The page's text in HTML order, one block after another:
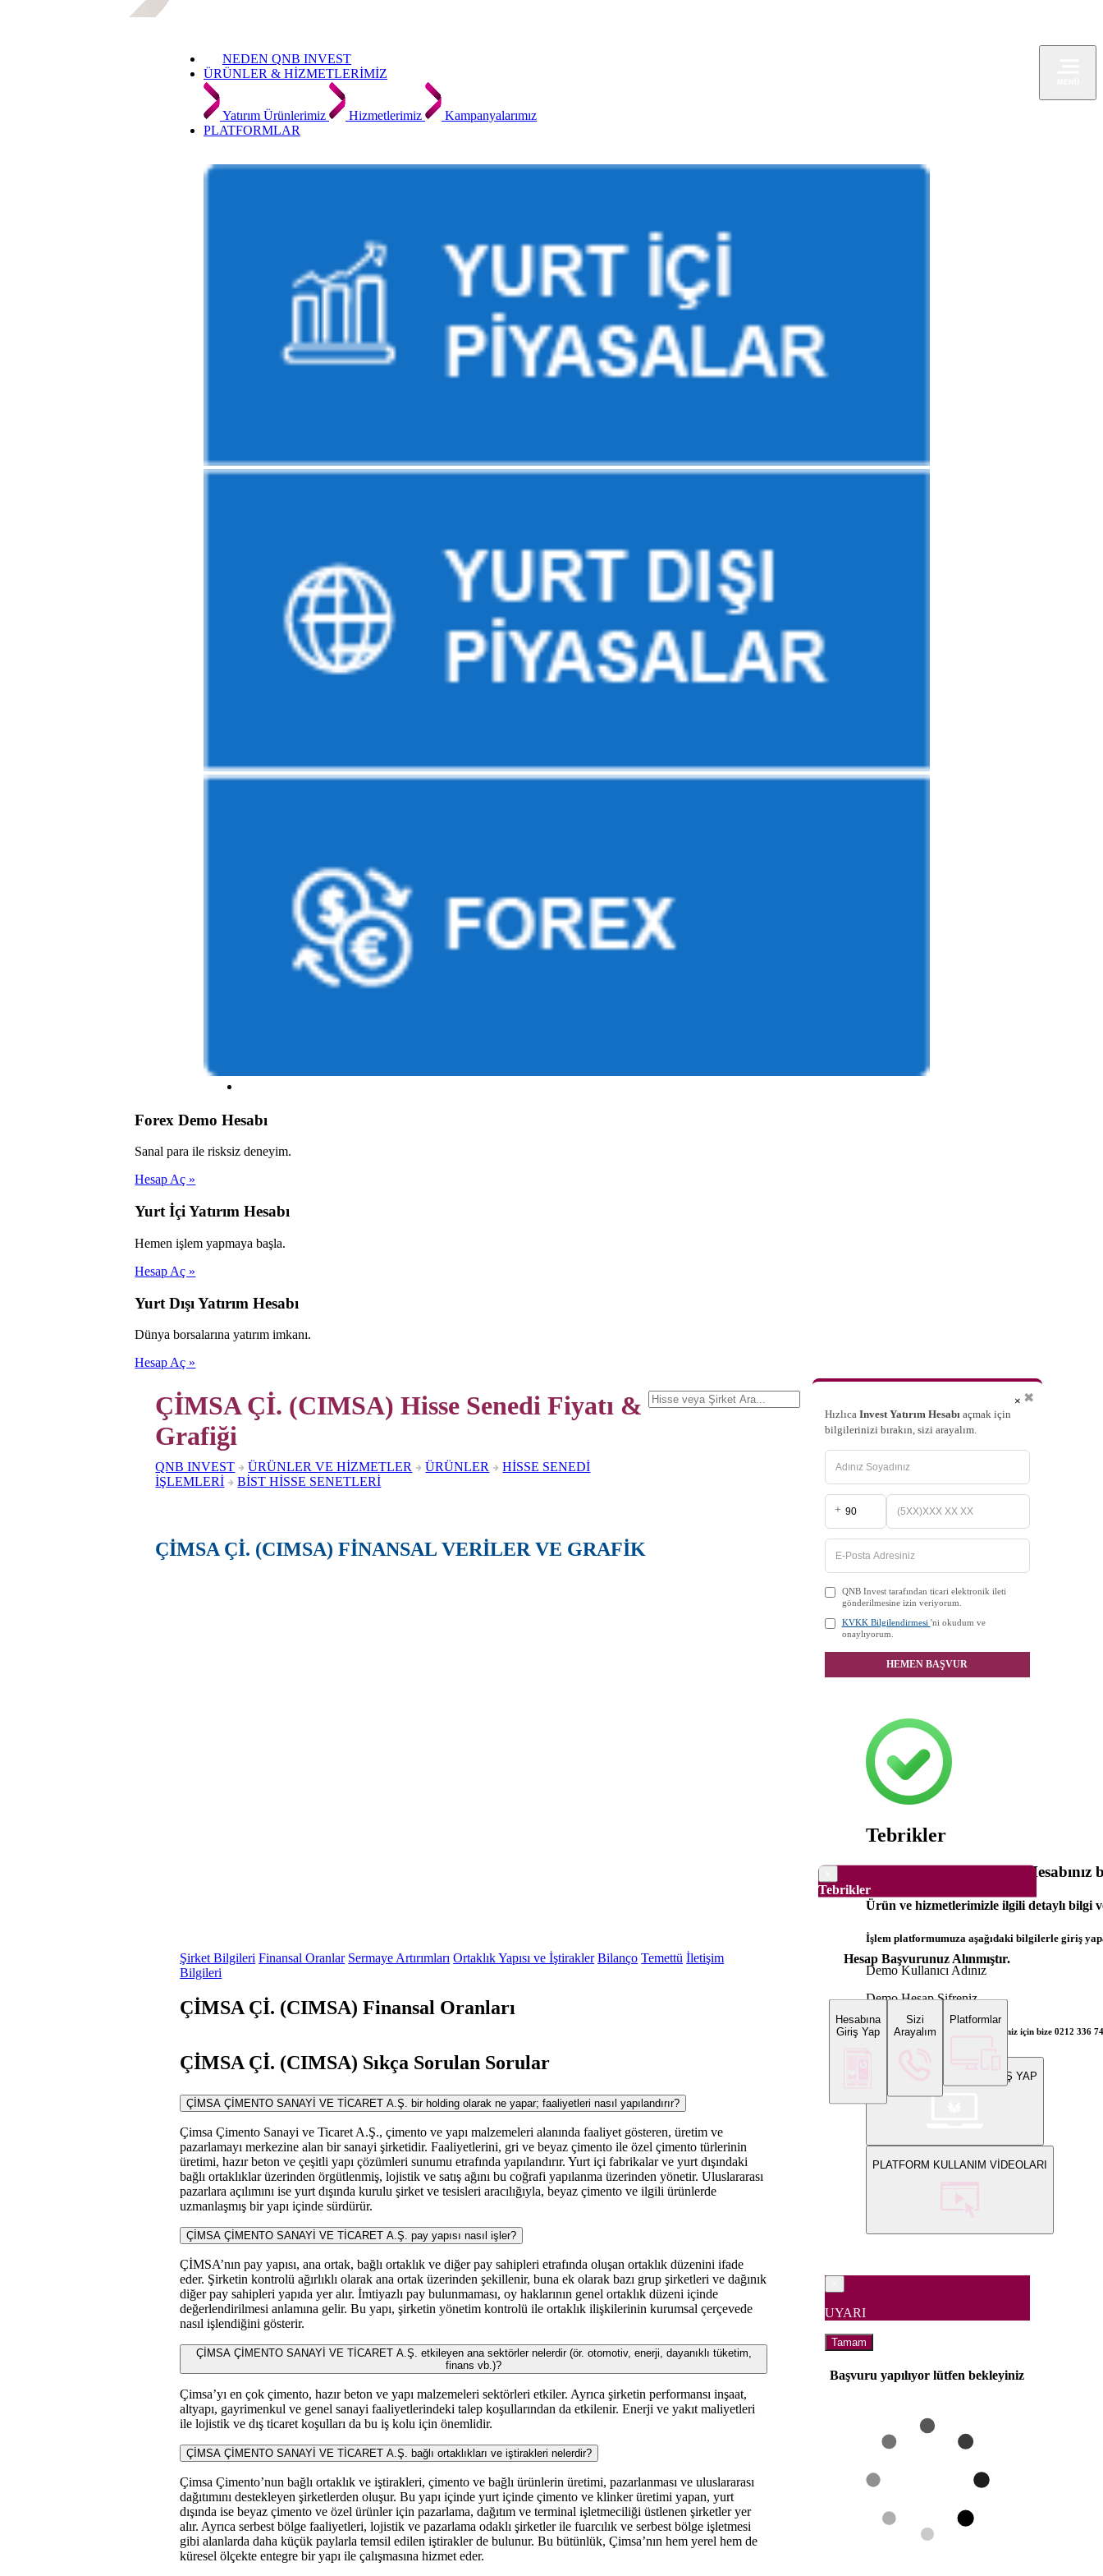
NEDEN QNB INVEST
ÜRÜNLER & HİZMETLERİMİZ
Yatırım Ürünlerimiz Hizmetlerimiz
Kampanyalarımız
PLATFORMLAR
Forex Demo Hesabı
Sanal para ile risksiz deneyim.
Hesap Aç »
Yurt İçi Yatırım Hesabı
Hemen işlem yapmaya başla.
Hesap Aç »
Yurt Dışı Yatırım Hesabı
Dünya borsalarına yatırım imkanı.
Hesap Aç »
ÇİMSA Çİ. (CIMSA) Hisse SenediFiyatı &
Grafiği
QNB INVEST ÜRÜNLER VE HİZMETLER ÜRÜNLER
HİSSE SENEDİ
İŞLEMLERİ
BİST HİSSE SENETLERİ
ÇİMSA Çİ. (CIMSA) FİNANSAL VERİLER VE GRAFİK
Şirket Bilgileri Finansal Oranlar Sermaye Artırımları Ortaklık Yapısı ve İştirakler Bilanço Temettü İletişim
Bilgileri
ÇİMSA Çİ. (CIMSA) Finansal Oranları
ÇİMSA Çİ. (CIMSA) Sıkça Sorulan Sorular
ÇİMSA ÇİMENTO SANAYİ VE TİCARET A.Ş. bir holding olarak ne yapar; faaliyetleri nasıl yapılandırır?
Çimsa Çimento Sanayi ve Ticaret A.Ş., çimento ve yapı malzemeleri alanında faaliyet gösteren, üretim ve
pazarlamayı merkezine alan bir sanayi şirketidir. Faaliyetlerini, gri ve beyaz çimento ile özel çimento türlerinin
üretimi, hazır beton ve çeşitli yapı çözümleri sunumu etrafında yapılandırır. Yurt içi fabrikalar ve yurt dışındaki
bağlı ortaklıklar üzerinden örgütlenmiş, lojistik ve satış ağını bu coğrafi yapılanma üzerinden yönetir. Uluslararası
pazarlara açılımını ise yurt dışında kurulu şirket ve tesisleri aracılığıyla, beyaz çimento ve ilgili ürünlerde
uzmanlaşmış bir yapı içinde sürdürür.
ÇİMSA ÇİMENTO SANAYİ VE TİCARET A.Ş. pay yapısı nasıl işler?
ÇİMSA’nın pay yapısı, ana ortak, bağlı ortaklık ve diğer pay sahipleri etrafında oluşan ortaklık düzenini ifade
eder. Şirketin kontrolü ağırlıklı olarak ana ortak üzerinden şekillenir, buna ek olarak bazı grup şirketleri ve dağınık
diğer pay sahipleri yapıda yer alır. İmtiyazlı pay bulunmaması, oy haklarının genel ortaklık düzeni içinde
değerlendirilmesi anlamına gelir. Bu yapı, şirketin yönetim kontrolü ile ortaklık ilişkilerinin kurumsal çerçevede
nasıl işlendiğini gösterir.
ÇİMSA ÇİMENTO SANAYİ VE TİCARET A.Ş. etkileyen ana sektörler nelerdir (ör. otomotiv, enerji, dayanıklı tüketim,
finans vb.)?
Çimsa’yı en çok çimento, hazır beton ve yapı malzemeleri sektörleri etkiler. Ayrıca şirketin performansı inşaat,
altyapı, gayrimenkul ve genel sanayi faaliyetlerindeki talep koşullarından da etkilenir. Enerji ve yakıt maliyetleri
ile lojistik ve dış ticaret koşulları da bu iş kolu için önemlidir.
ÇİMSA ÇİMENTO SANAYİ VE TİCARET A.Ş. bağlı ortaklıkları ve iştirakleri nelerdir?
Çimsa Çimento’nun bağlı ortaklık ve iştirakleri, çimento ve bağlı ürünlerin üretimi, pazarlanması ve uluslararası
dağıtımını destekleyen şirketlerden oluşur. Bu yapı içinde yurt içinde çimento ve klinker üretimi yapan, yurt
dışında ise beyaz çimento ve özel ürünler için pazarlama, dağıtım ve terminal işletmeciliği üstlenen şirketler yer
alır. Ayrıca serbest bölge faaliyetleri, lojistik ve pazarlama odaklı şirketler ile fuarcılık ve serbest bölge işletmesi
gibi alanlarda daha küçük paylarla temsil edilen iştirakler de bulunur. Bu bütünlük, Çimsa’nın hem yerel hem de
küresel ölçekte entegre bir yapı ile çalışmasına hizmet eder.
✖
Hızlıca Invest Yatırım Hesabıaçmak için
bilgilerinizi bırakın, sizi arayalım.
+
QNB Invest tarafından ticari elektronik ileti
gönderilmesine izin veriyorum.
KVKK Bilgilendirmesi 'ni okudum ve
onaylıyorum.
HEMEN BAŞVUR
Tebrikler
Hesap Başvurunuz Alınmıştır.
Hesabına
Giriş Yap
Sizi
Arayalım
Platformlar
×
Tebrikler
Dünya Borsaları Demo
Ürün ve hizmetlerimizle ilgili detaylı bilgi
İşlem platformumuza aşağıdaki bilgilerle giriş
Demo Kullanıcı Adınız
Demo Hesap Şifreniz
Bilgi ve gerçek hesap açılış talepleriniz için bize 0212 336
WEB PLATFORMUNA GİRİŞ YAP
PLATFORM KULLANIM VİDEOLARI
UYARI
Tamam
Başvuru yapılıyor lütfen bekleyiniz